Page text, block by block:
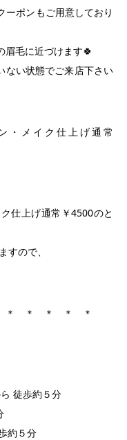
ーポンもご用意しており
眉毛に近づけます🍀
ない状態でご来店下さい
・メイク仕上げ通常
仕上げ通常￥4500のと
すので、
＊ ＊ ＊ ＊
徒歩約５分
約５分